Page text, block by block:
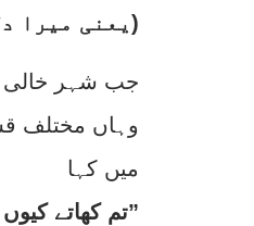
(یعنی میرا دل تمہارے شرک سے بیزار ہے)
جب شہر خالی
وہاں مختلف
میں کہا
“تم کھاتے کیوں نہیں؟ تمہیں کیا ہوا ہے، بولتے کیوں نہیں؟”